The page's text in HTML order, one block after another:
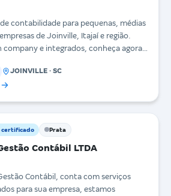
contabilidade para pequenas, médias
de Joinville, Itajaí e região.
company e integrados, conheça agora:
JOINVILLE · SC
certificado Prata
Contábil LTDA
Contábil, conta com serviços
para sua empresa, estamos